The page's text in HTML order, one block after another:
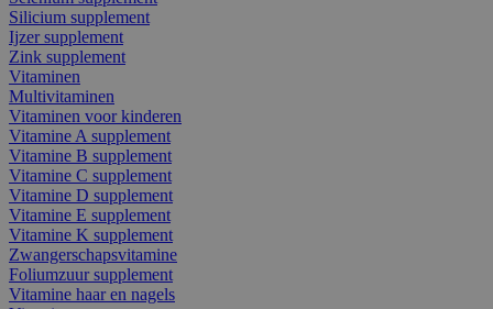
Silicium supplement
Ijzer supplement
Zink supplement
Vitaminen
Multivitaminen
Vitaminen voor kinderen
Vitamine A supplement
Vitamine B supplement
Vitamine C supplement
Vitamine D supplement
Vitamine E supplement
Vitamine K supplement
Zwangerschapsvitamine
Foliumzuur supplement
Vitamine haar en nagels